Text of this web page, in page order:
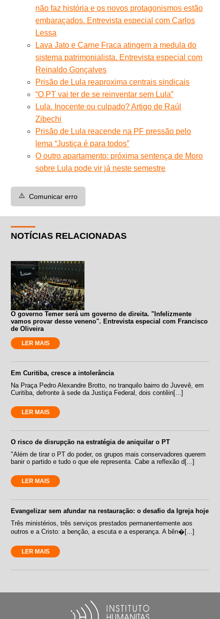
não faz história e os novos protagonismos estão
embaraçados. Entrevista especial com Carlos
Lessa
Lava Jato e Carne Fraca atingem a medula do
sistema patrimonialista. Entrevista especial com
Reinaldo Gonçalves
Prisão de Lula reaproxima centrais sindicais
“O PT vai ter de se reinventar sem Lula”
Lula. Inocente ou culpado? Artigo de Raúl
Zibechi
Prisão de Lula reacende na PF pressão pelo
lema “Justiça é para todos”
O outro apartamento: próxima sentença de Moro
sobre Lula pode vir já neste semestre
⚠️ Comunicar erro
NOTÍCIAS RELACIONADAS
O governo Temer será um governo de direita. "Infelizmente
vamos provar desse veneno". Entrevista especial com Francisco
de Oliveira
LER MAIS
Em Curitiba, cresce a intolerância
Na Praça Pedro Alexandre Brotto, no tranquilo bairro do Juvevê, em
Curitiba, defronte à sede da Justiça Federal, dois contêin[...]
LER MAIS
O risco de disrupção na estratégia de aniquilar o PT
"Além de tirar o PT do poder, os grupos mais conservadores querem
banir o partido e tudo o que ele representa. Cabe a reflexão d[...]
LER MAIS
Evangelizar sem afundar na restauração: o desafio da Igreja hoje
Três ministérios, três serviços prestados permanentemente aos
outros e a Cristo: a benção, a escuta e a esperança. A bên�[...]
LER MAIS